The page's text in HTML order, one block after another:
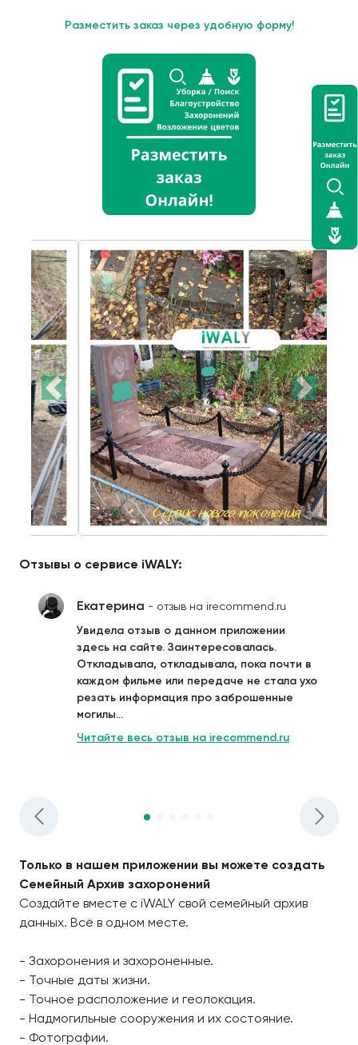
Разместить заказ через удобную форму!
Отзывы о сервисе iWALY:
Екатерина - отзыв на irecommend.ru
Увидела отзыв о данном приложении
здесь на сайте. Заинтересовалась.
Откладывала, откладывала, пока почти в
каждом фильме или передаче не стала ухо
резать информация про заброшенные
могилы...
Читайте весь отзыв на irecommend.ru
Только в нашем приложении вы можете создать
Семейный Архив захоронений
Создайте вместе с iWALY свой семейный архив
данных. Всё в одном месте.
- Захоронения и захороненные.
- Точные даты жизни.
- Точное расположение и геолокация.
- Надмогильные сооружения и их состояние.
- Фотографии.